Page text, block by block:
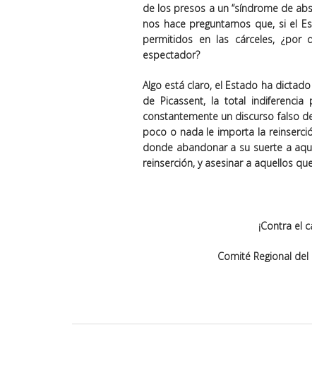
de los presos a un “síndrome de
nos hace preguntarnos que, si el
permitidos en las cárceles,
espectador?
Algo está claro, el Estado ha
de Picassent, la total
constantemente un discurso falso
poco o nada le importa la
donde abandonar a su suerte a
reinserción, y asesinar a aquellos
¡Contra el
Comité Regional